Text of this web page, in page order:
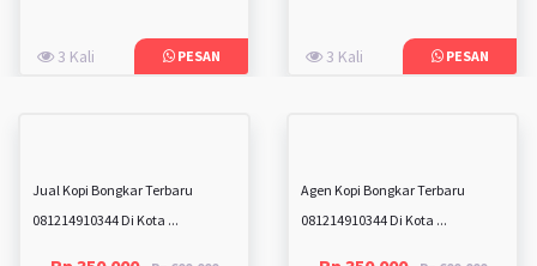
3 Kali PESAN 3 Kali PESAN
Jual Kopi Bongkar Terbaru
081214910344 Di Kota ...
Agen Kopi Bongkar Terbaru
081214910344 Di Kota ...